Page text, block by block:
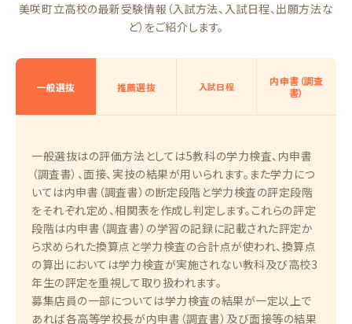
美咲町立高校の最新受験情報（入試方法、入試日程、出願方法な
ど）をご紹介します。
一般選抜 推薦選抜 入試日程
内申書（調査
書）
一般選抜はの評価方法としては5教科の学力検査、内申書
（調査書）、面接、実技の結果が用いられます。また学力につ
いては内申書（調査書）の断定段階と学力検査の評定段階
をそれぞれ定め、相関表を作成し判定します。これらの評定
段階は内申書（調査書）の学習の記録に記載された評定か
ら求められた換算点と学力検査の合計点が使われ、換算点
の算出においては学力検査が実施されない教科及び高校3
年生の評定を重視して取り扱われます。
募集店員の一部については学力検査の結果が一定以上で
あれば各高等学校長が内申書（調査書）及び面接等の結果